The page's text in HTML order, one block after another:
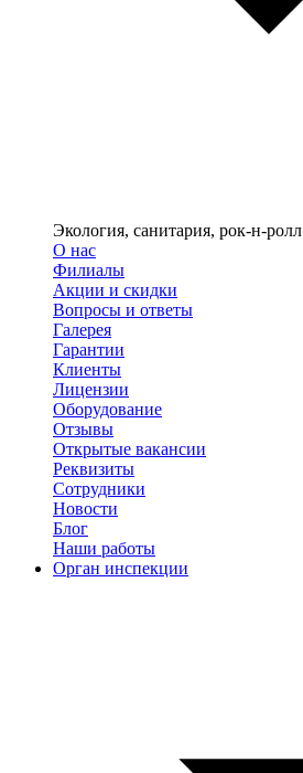
Экология, санитария, рок-н-ролл
О нас
Филиалы
Акции и скидки
Вопросы и ответы
Галерея
Гарантии
Клиенты
Лицензии
Оборудование
Отзывы
Открытые вакансии
Реквизиты
Сотрудники
Новости
Блог
Наши работы
Орган инспекции